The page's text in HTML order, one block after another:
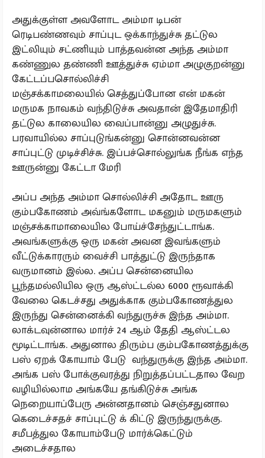
அதுக்குள்ள அவளோட அம்மா டிபன்
ரெடிபண்ணவும் சாப்புட ஒக்காந்துச்சு தட்டுல
இட்லியும் சட்ணியும் பாத்தவன்ன அந்த அம்மா
கண்ணுல தண்ணி ஊத்துச்சு ஏம்மா அழுகுறன்னு
கேட்டப்பசொல்லிச்சி
மஞ்சக்காமலையில் செத்துப்போன என் மகன்
மருமக நாவகம் வந்திடுச்சு அவதான் இதேமாதிரி
தட்டுல காலையில வைப்பான்னு அழுதுச்சு.
பரவாயில்ல சாப்புடுங்கன்னு சொன்னவன்ன
சாப்புட்டு முடிச்சிச்சு. இப்பச்சொல்லுங்க நீங்க எந்த
ஊருன்னு கேட்டா மேரி
அப்ப அந்த அம்மா சொல்லிச்சி அதோட ஊரு
கும்பகோணம் அவ்ங்களோட மகனும் மருமகளும்
மஞ்சக்காமாலையில போய்ச்சேந்துட்டாங்க.
அவங்களுக்கு ஒரு மகன் அவன இவங்களும்
வீட்டுக்காரரும் வைச்சி பாத்துட்டு இருந்தாக
வருமானம் இல்ல. அப்ப சென்னையில
பூந்தமல்லியில ஒரு ஆஸ்ட்டல்ல 6000 ரூவாக்கி
வேலை கெடச்சது அதுக்காக கும்பகோணத்துல
இருந்து சென்னைக்கி வந்துருச்சு இந்த அம்மா.
லாக்டவுன்னால மார்ச் 24 ஆம் தேதி ஆஸ்ட்டல
மூடிட்டாங்க. அதுனால திரும்ப கும்பகோணத்துக்கு
பஸ் ஏறக் கோயாம் பேடு வந்துருக்கு இந்த அம்மா.
அங்க பஸ் போக்குவரத்து நிறுத்தப்பட்டதால வேற
வழியில்லாம அங்கயே தங்கிடுச்சு அங்க
நெறையாப்பேரு அன்னதானம் செஞ்சதுனால
கெடைச்சதச் சாப்புட்டு க் கிட்டு இருந்துருக்கு.
சமீபத்துல கோயாம்பேடு மார்க்கெட்டும்
அடைச்சதால